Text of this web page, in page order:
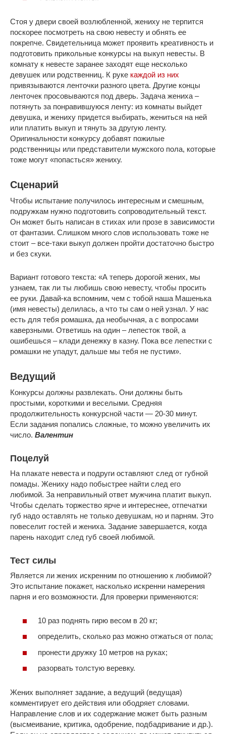
Стоя у двери своей возлюбленной, жениху не терпится
поскорее посмотреть на свою невесту и обнять ее
покрепче. Свидетельница может проявить креативность и
подготовить прикольные конкурсы на выкуп невесты. В
комнату к невесте заранее заходят еще несколько
девушек или родственниц. К руке каждой из них
привязываются ленточки разного цвета. Другие концы
ленточек просовываются под дверь. Задача жениха –
потянуть за понравившуюся ленту: из комнаты выйдет
девушка, и жениху придется выбирать, жениться на ней
или платить выкуп и тянуть за другую ленту.
Оригинальности конкурсу добавят пожилые
родственницы или представители мужского пола, которые
тоже могут «попасться» жениху.
Сценарий
Чтобы испытание получилось интересным и смешным,
подружкам нужно подготовить сопроводительный текст.
Он может быть написан в стихах или прозе в зависимости
от фантазии. Слишком много слов использовать тоже не
стоит – все-таки выкуп должен пройти достаточно быстро
и без скуки.
Вариант готового текста: «А теперь дорогой жених, мы
узнаем, так ли ты любишь свою невесту, чтобы просить
ее руки. Давай-ка вспомним, чем с тобой наша Машенька
(имя невесты) делилась, а что ты сам о ней узнал. У нас
есть для тебя ромашка, да необычная, а с вопросами
каверзными. Ответишь на один – лепесток твой, а
ошибешься – клади денежку в казну. Пока все лепестки с
ромашки не упадут, дальше мы тебя не пустим».
Ведущий
Конкурсы должны развлекать. Они должны быть
простыми, короткими и веселыми. Средняя
продолжительность конкурсной части — 20-30 минут.
Если задания попались сложные, то можно увеличить их
число. Валентин
Поцелуй
На плакате невеста и подруги оставляют след от губной
помады. Жениху надо побыстрее найти след его
любимой. За неправильный ответ мужчина платит выкуп.
Чтобы сделать торжество ярче и интереснее, отпечатки
губ надо оставлять не только девушкам, но и парням. Это
повеселит гостей и жениха. Задание завершается, когда
парень находит след губ своей любимой.
Тест силы
Является ли жених искренним по отношению к любимой?
Это испытание покажет, насколько искренни намерения
парня и его возможности. Для проверки применяются:
10 раз поднять гирю весом в 20 кг;
определить, сколько раз можно отжаться от пола;
пронести дружку 10 метров на руках;
разорвать толстую веревку.
Жених выполняет задание, а ведущий (ведущая)
комментирует его действия или ободряет словами.
Направление слов и их содержание может быть разным
(высмеивание, критика, одобрение, подбадривание и др.).